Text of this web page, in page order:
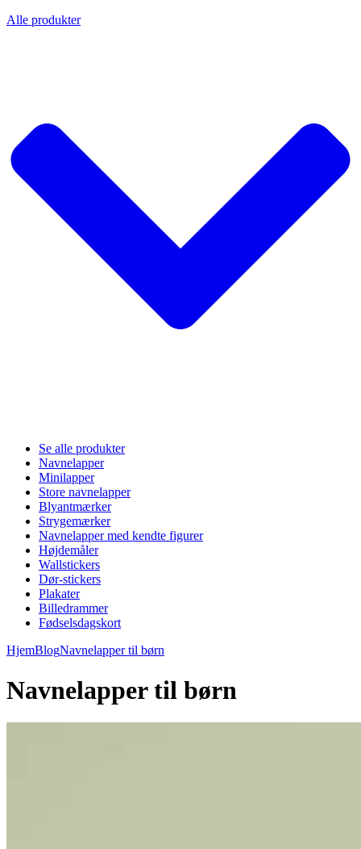
Alle produkter
Se alle produkter
Navnelapper
Minilapper
Store navnelapper
Blyantmærker
Strygemærker
Navnelapper med kendte figurer
Højdemåler
Wallstickers
Dør-stickers
Plakater
Billedrammer
Fødselsdagskort
HjemBlogNavnelapper til børn
Navnelapper til børn